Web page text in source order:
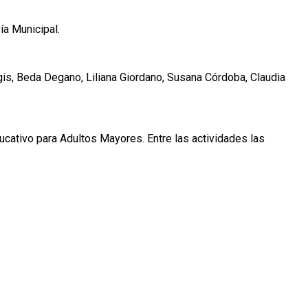
Municipal.
Degano, Liliana Giordano, Susana Córdoba, Claudia
para Adultos Mayores. Entre las actividades las